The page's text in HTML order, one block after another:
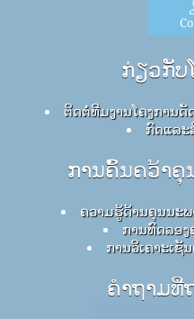
ກ່ຽວກັບ
ຕິດຕໍ່ທີມງານໂຄງການ
ກົດ​ແລ
ການຄົ້ນຄວ້າຄຸ
ຄວາມຮູ້ດ້ານຄຸນນະ
ການທົດລອ
ການວິເຄາະເຊັ
ຄໍາຖາມທີ່